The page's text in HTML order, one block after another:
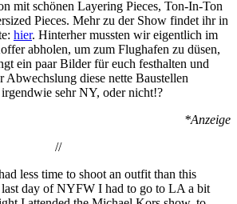
mit schönen Layering Pieces, Ton-In-Ton
Pieces. Mehr zu der Show findet ihr in
hier. Hinterher mussten wir eigentlich im
abholen, um zum Flughafen zu düsen,
ein paar Bilder für euch festhalten und
Abwechslung diese nette Baustellen
sehr NY, oder nicht!?
*Anzeige
//
less time to shoot an outfit than this
day of NYFW I had to go to LA a bit